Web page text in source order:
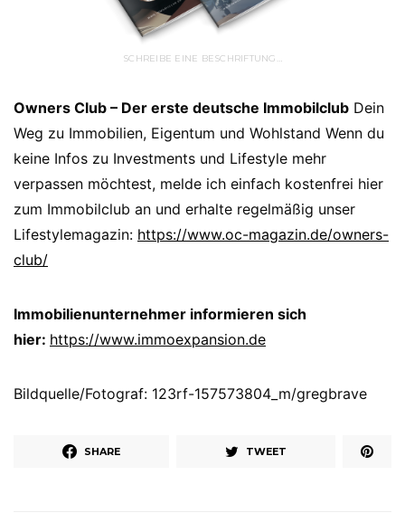
SCHREIBE EINE BESCHRIFTUNG…
Owners Club – Der erste deutsche Immobilclub Dein
Weg zu Immobilien, Eigentum und Wohlstand Wenn du
keine Infos zu Investments und Lifestyle mehr
verpassen möchtest, melde ich einfach kostenfrei hier
zum Immobilclub an und erhalte regelmäßig unser
Lifestylemagazin: https://www.oc-magazin.de/owners-
club/
Immobilienunternehmer informieren sich
hier: https://www.immoexpansion.de
Bildquelle/Fotograf: 123rf-157573804_m/gregbrave
SHARE TWEET